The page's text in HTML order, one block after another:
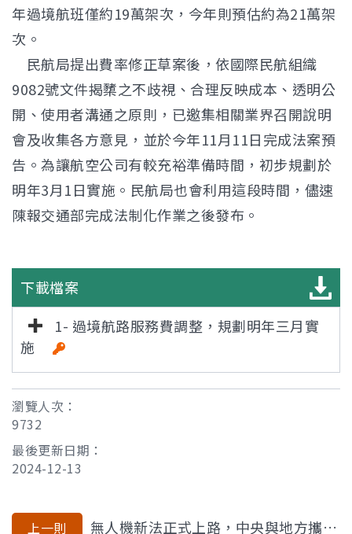
年過境航班僅約19萬架次，今年則預估約為21萬架
次。
民航局提出費率修正草案後，依國際民航組織
9082號文件揭櫫之不歧視、合理反映成本、透明公
開、使用者溝通之原則，已邀集相關業界召開說明
會及收集各方意見，並於今年11月11日完成法案預
告。為讓航空公司有較充裕準備時間，初步規劃於
明年3月1日實施。民航局也會利用這段時間，儘速
陳報交通部完成法制化作業之後發布。
下載檔案
1- 過境航路服務費調整，規劃明年三月實
施
瀏覽人次：
9732
最後更新日期：
2024-12-13
上一則 無人機新法正式上路，中央與地方攜手共創安全天空